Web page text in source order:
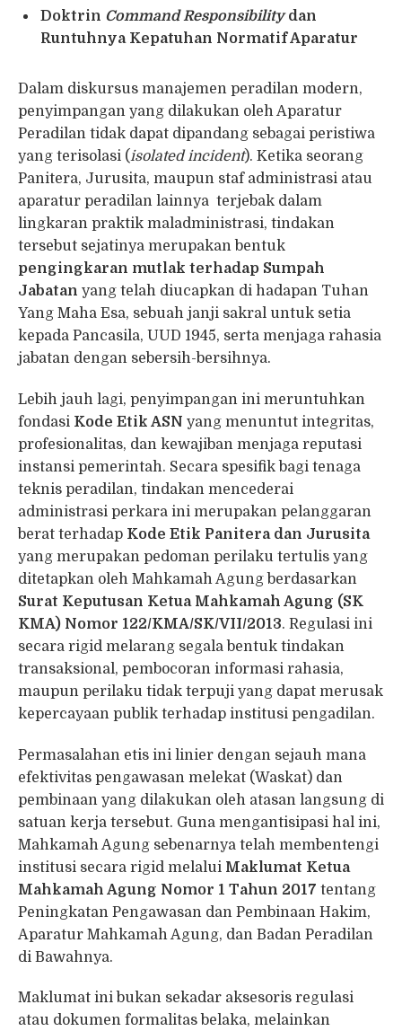
Doktrin Command Responsibilitydan
Runtuhnya Kepatuhan Normatif Aparatur
Dalam diskursus manajemen peradilan modern,
penyimpangan yang dilakukan oleh Aparatur
Peradilan tidak dapat dipandang sebagai peristiwa
yang terisolasi (isolated incident). Ketika seorang
Panitera, Jurusita, maupun staf administrasi atau
aparatur peradilan lainnya terjebak dalam
lingkaran praktik maladministrasi, tindakan
tersebut sejatinya merupakan bentuk
pengingkaran mutlak terhadap Sumpah
Jabatan yang telah diucapkan di hadapan Tuhan
Yang Maha Esa, sebuah janji sakral untuk setia
kepada Pancasila, UUD 1945, serta menjaga rahasia
jabatan dengan sebersih-bersihnya.
Lebih jauh lagi, penyimpangan ini meruntuhkan
fondasi Kode Etik ASN yang menuntut integritas,
profesionalitas, dan kewajiban menjaga reputasi
instansi pemerintah. Secara spesifik bagi tenaga
teknis peradilan, tindakan mencederai
administrasi perkara ini merupakan pelanggaran
berat terhadap Kode Etik Panitera dan Jurusita
yang merupakan pedoman perilaku tertulis yang
ditetapkan oleh Mahkamah Agung berdasarkan
Surat Keputusan Ketua Mahkamah Agung (SK
KMA) Nomor 122/KMA/SK/VII/2013. Regulasi ini
secara rigid melarang segala bentuk tindakan
transaksional, pembocoran informasi rahasia,
maupun perilaku tidak terpuji yang dapat merusak
kepercayaan publik terhadap institusi pengadilan.
Permasalahan etis ini linier dengan sejauh mana
efektivitas pengawasan melekat (Waskat) dan
pembinaan yang dilakukan oleh atasan langsung di
satuan kerja tersebut. Guna mengantisipasi hal ini,
Mahkamah Agung sebenarnya telah membentengi
institusi secara rigid melalui Maklumat Ketua
Mahkamah Agung Nomor 1 Tahun 2017 tentang
Peningkatan Pengawasan dan Pembinaan Hakim,
Aparatur Mahkamah Agung, dan Badan Peradilan
di Bawahnya.
Maklumat ini bukan sekadar aksesoris regulasi
atau dokumen formalitas belaka, melainkan